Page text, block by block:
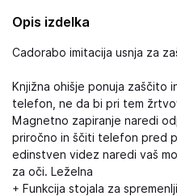
Opis izdelka
Cadorabo imitacija usnja za
Knjižna ohišje ponuja zaščito
telefon, ne da bi pri tem
Magnetno zapiranje naredi
priročno in ščiti telefon pred
edinstven videz naredi vaš
za oči. Leželna
+ Funkcija stojala za